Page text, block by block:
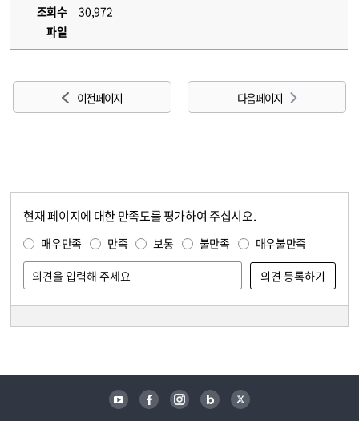
조회수
30,972
파일
이전 페이지 다음 페이지
현재 페이지에 대한 만족도를 평가하여 주십시오.
매우만족 만족 보통 불만족 매우불만족
유튜브 페이스북 인스타그램 블로그 트위터